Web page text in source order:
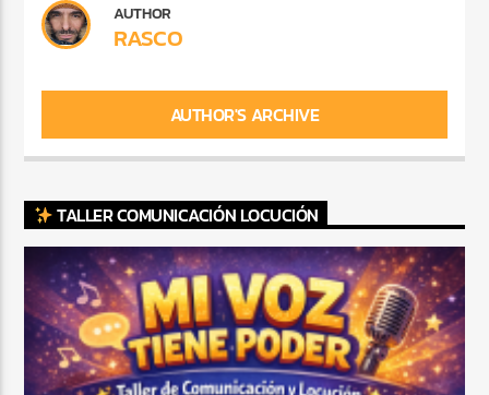
AUTHOR
RASCO
AUTHOR'S ARCHIVE
TALLER COMUNICACIÓN LOCUCIÓN